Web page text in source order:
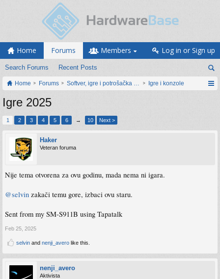
Home Forums
Search Forums Recent Posts
Members Log in or Sign up
Home Forums Softver, igre i potrošačka elektronikaIgre i konzole
Igre 2025
1 2 3 4 5 6 → 10 Next >
Haker
Veteran foruma
Nije tema otvorena za ovu godinu, mada nema ni igara.
@selvin zakači temu gore, izbaci ovu staru.
Sent from my SM-S911B using Tapatalk
Feb 25, 2025
selvin and nenji_avero like this.
nenji_avero
Aktivista